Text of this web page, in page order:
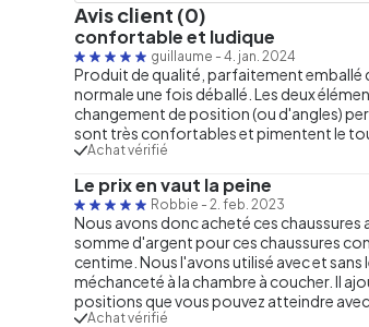
Avis client (0)
confortable et ludique
guillaume - 4. jan. 2024
Produit de qualité, parfaitement emballé
normale une fois déballé. Les deux
changement de position (ou d'angles)
sont très confortables et pimentent le
Achat vérifié
Le prix en vaut la peine
Robbie - 2. feb. 2023
Nous avons donc acheté ces
somme d'argent pour ces chaussures
centime. Nous l'avons utilisé avec et sans
méchanceté à la chambre à coucher. Il
positions que vous pouvez atteindre
Achat vérifié